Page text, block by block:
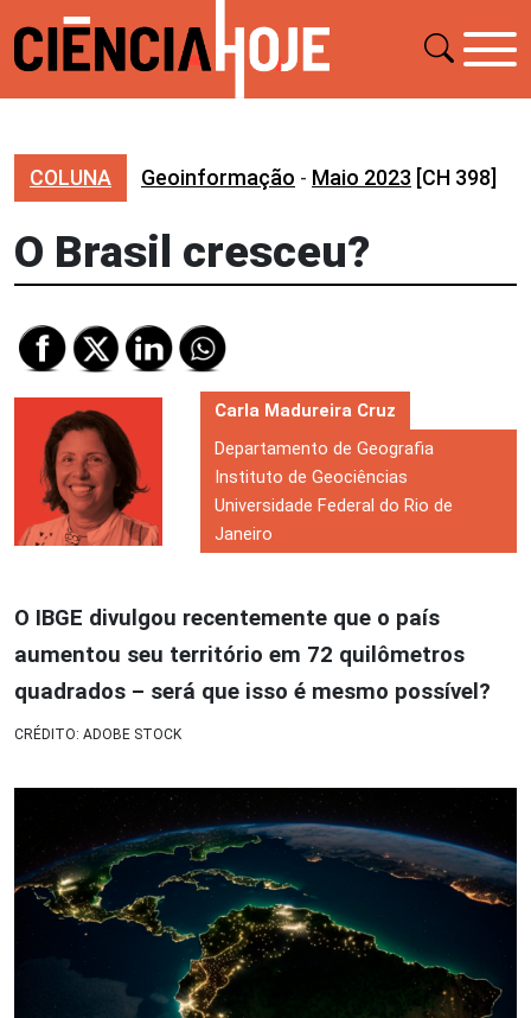
COLUNA Geoinformação - Maio 2023 [CH 398]
O Brasil cresceu?
Carla Madureira Cruz
Departamento de Geografia
Instituto de Geociências
Universidade Federal do Rio de
Janeiro
O IBGE divulgou recentemente que o país
aumentou seu território em 72 quilômetros
quadrados – será que isso é mesmo possível?
CRÉDITO: ADOBE STOCK